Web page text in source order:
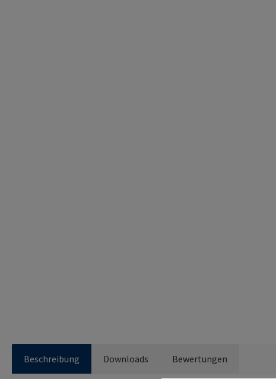
Beschreibung Downloads Bewertungen